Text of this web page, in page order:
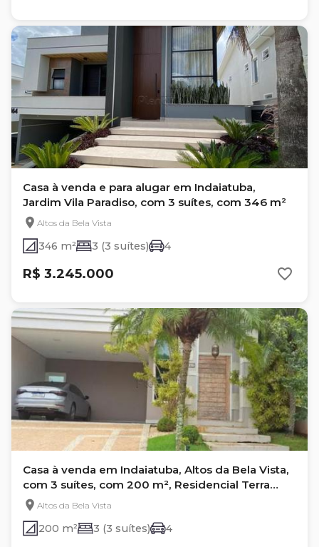
Casa à venda e para alugar em Indaiatuba,
Jardim Vila Paradiso, com 3 suítes, com 346 m²
Altos da Bela Vista
346 m² 3 (3 suítes) 4
R$ 3.245.000
Casa à venda em Indaiatuba, Altos da Bela Vista,
com 3 suítes, com 200 m², Residencial Terra
NobreAltos da Bela Vista
200 m² 3 (3 suítes) 4